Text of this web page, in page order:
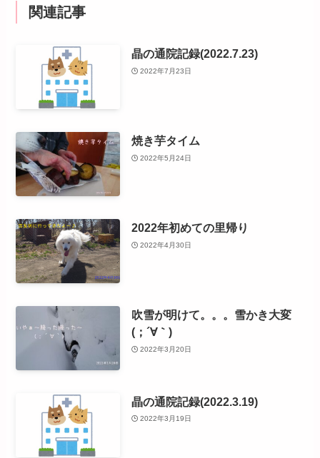
関連記事
晶の通院記録(2022.7.23)
2022年7月23日
焼き芋タイム
2022年5月24日
2022年初めての里帰り
2022年4月30日
吹雪が明けて。。。雪かき大変
(；´∀｀)
2022年3月20日
晶の通院記録(2022.3.19)
2022年3月19日